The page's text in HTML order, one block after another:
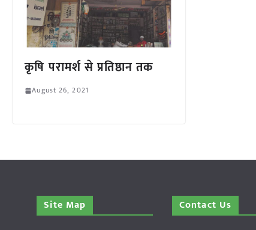
कृषि परामर्श से प्रतिष्ठान तक
August 26, 2021
Site Map Contact Us